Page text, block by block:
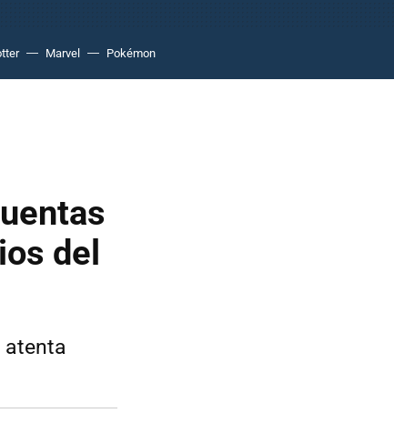
Marvel Pokémon
del
atenta